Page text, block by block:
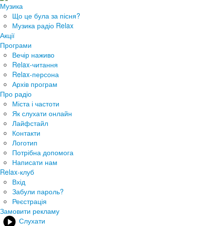
Музика
Що це була за пісня?
Музика радіо Relax
Акції
Програми
Вечір наживо
Relax-читання
Relax-персона
Архів програм
Про радіо
Міста і частоти
Як слухати онлайн
Лайфстайл
Контакти
Логотип
Потрібна допомога
Написати нам
Relax-клуб
Вхід
Забули пароль?
Реєстрація
Замовити рекламу
Слухати